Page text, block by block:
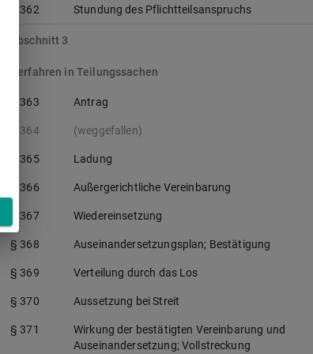
§ 362 Stundung des Pflichtteilsanspruchs
Abschnitt 3
Verfahren in Teilungssachen
§ 363 Antrag
§ 364 (weggefallen)
§ 365 Ladung
§ 366 Außergerichtliche Vereinbarung
§ 367 Wiedereinsetzung
§ 368 Auseinandersetzungsplan; Bestätigung
§ 369 Verteilung durch das Los
§ 370 Aussetzung bei Streit
§ 371
Wirkung der bestätigten Vereinbarung und
Auseinandersetzung; Vollstreckung